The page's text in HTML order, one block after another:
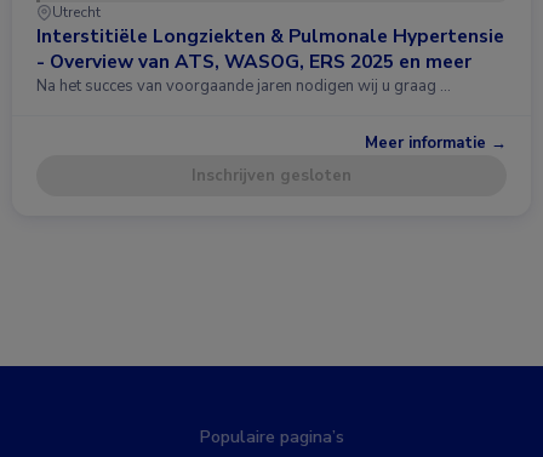
Utrecht
Interstitiële Longziekten & Pulmonale Hypertensie
- Overview van ATS, WASOG, ERS 2025 en meer
Na het succes van voorgaande jaren nodigen wij u graag …
Meer informatie →
Inschrijven gesloten
Populaire pagina’s